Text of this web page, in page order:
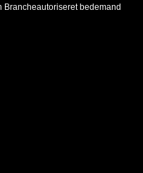
Brancheautoriseret bedemand